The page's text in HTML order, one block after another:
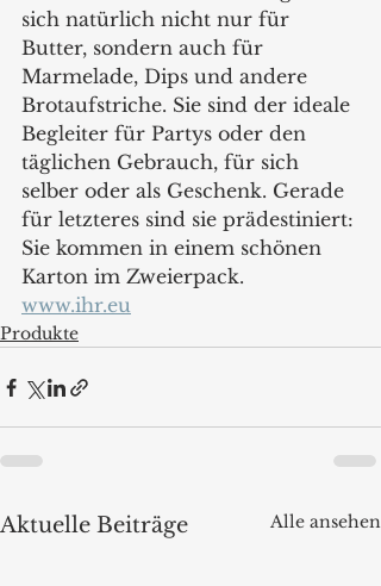
sich natürlich nicht nur für
Butter, sondern auch für
Marmelade, Dips und andere
Brotaufstriche. Sie sind der ideale
Begleiter für Partys oder den
täglichen Gebrauch, für sich
selber oder als Geschenk. Gerade
für letzteres sind sie prädestiniert:
Sie kommen in einem schönen
Karton im Zweierpack.
www.ihr.eu
Produkte
Aktuelle Beiträge Alle ansehen